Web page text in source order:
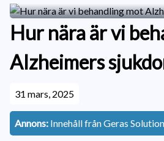
Hur nära är vi
Alzheimers
31 mars, 2025
Annons: Innehåll från Geras